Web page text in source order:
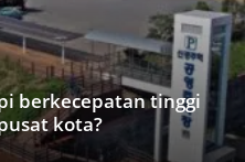
berkecepatan tinggi
kota?